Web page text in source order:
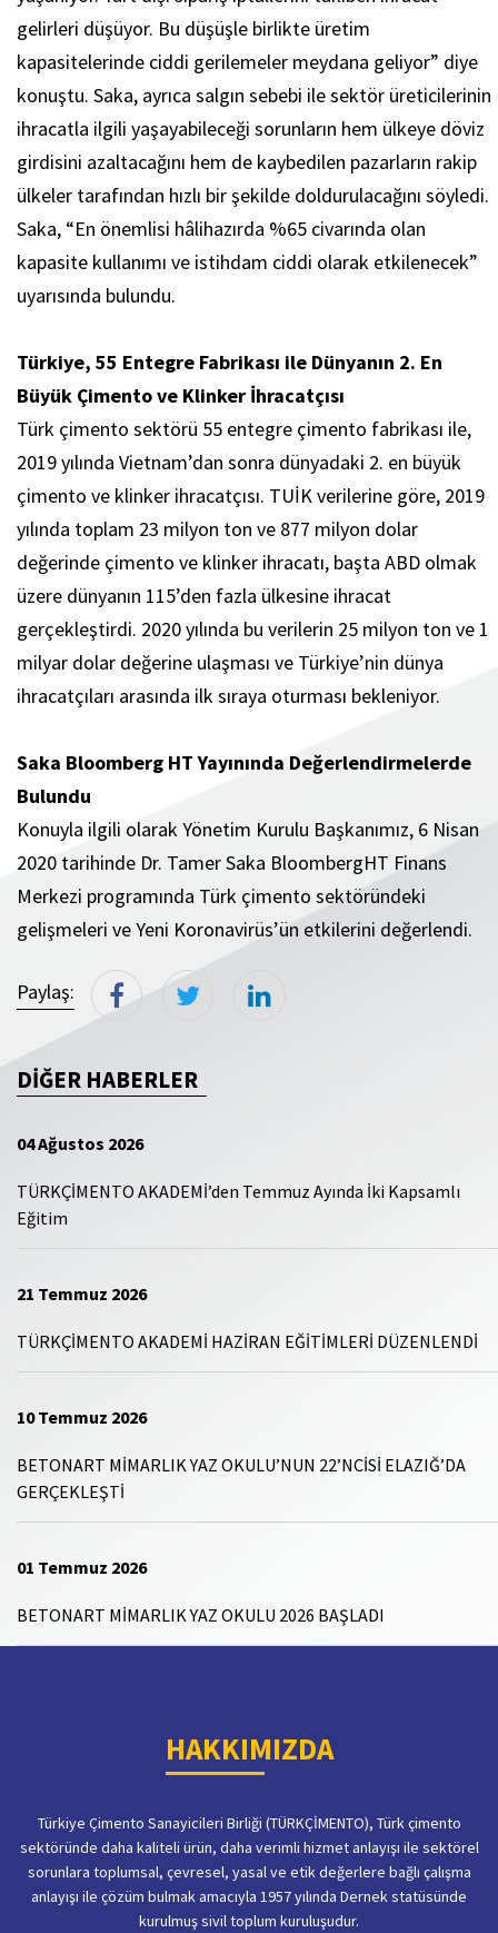
gelirleri düşüyor. Bu düşüşle birlikte üretim
kapasitelerinde ciddi gerilemeler meydana geliyor” diye
konuştu. Saka, ayrıca salgın sebebi ile sektör üreticilerinin
ihracatla ilgili yaşayabileceği sorunların hem ülkeye döviz
girdisini azaltacağını hem de kaybedilen pazarların rakip
ülkeler tarafından hızlı bir şekilde doldurulacağını söyledi.
Saka, “En önemlisi hâlihazırda %65 civarında olan
kapasite kullanımı ve istihdam ciddi olarak etkilenecek”
uyarısında bulundu.
Türkiye, 55 Entegre Fabrikası ile Dünyanın 2. En
Büyük Çimento ve Klinker İhracatçısı
Türk çimento sektörü 55 entegre çimento fabrikası ile,
2019 yılında Vietnam’dan sonra dünyadaki 2. en büyük
çimento ve klinker ihracatçısı. TUİK verilerine göre, 2019
yılında toplam 23 milyon ton ve 877 milyon dolar
değerinde çimento ve klinker ihracatı, başta ABD olmak
üzere dünyanın 115’den fazla ülkesine ihracat
gerçekleştirdi. 2020 yılında bu verilerin 25 milyon ton ve 1
milyar dolar değerine ulaşması ve Türkiye’nin dünya
ihracatçıları arasında ilk sıraya oturması bekleniyor.
Saka Bloomberg HT Yayınında Değerlendirmelerde
Bulundu
Konuyla ilgili olarak Yönetim Kurulu Başkanımız, 6 Nisan
2020 tarihinde Dr. Tamer Saka BloombergHT Finans
Merkezi programında Türk çimento sektöründeki
gelişmeleri ve Yeni Koronavirüs’ün etkilerini değerlendi.
Paylaş:
DİĞER HABERLER
04 Ağustos 2026
TÜRKÇİMENTO AKADEMİ’den Temmuz Ayında İki Kapsamlı
Eğitim
21 Temmuz 2026
TÜRKÇİMENTO AKADEMİ HAZİRAN EĞİTİMLERİ DÜZENLENDİ
10 Temmuz 2026
BETONART MİMARLIK YAZ OKULU’NUN 22’NCİSİ ELAZIĞ’DA
GERÇEKLEŞTİ
01 Temmuz 2026
BETONART MİMARLIK YAZ OKULU 2026 BAŞLADI
HAKKIMIZDA
Türkiye Çimento Sanayicileri Birliği (TÜRKÇİMENTO), Türk çimento
sektöründe daha kaliteli ürün, daha verimli hizmet anlayışı ile sektörel
sorunlara toplumsal, çevresel, yasal ve etik değerlere bağlı çalışma
anlayışı ile çözüm bulmak amacıyla 1957 yılında Dernek statüsünde
kurulmuş sivil toplum kuruluşudur.